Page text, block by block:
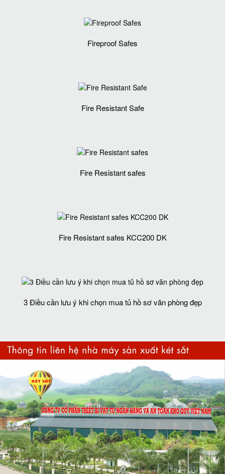
Fireproof Safes
Fire Resistant Safe
Fire Resistant safes
Fire Resistant safes KCC200 DK
3 Điều cần lưu ý khi chọn mua tủ hồ sơ văn phòng đẹp